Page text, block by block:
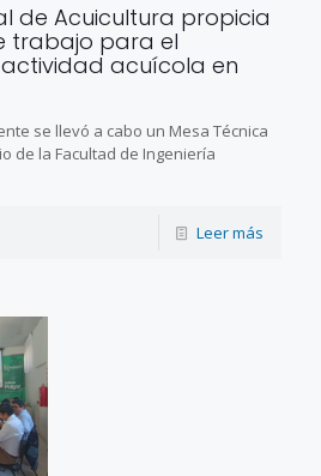
de Acuicultura propicia
trabajo para el
acuícola en
se llevó a cabo un Mesa Técnica
de la Facultad de Ingeniería
Leer más